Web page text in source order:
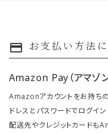
payment お支払い方法
Amazon Pay（アマゾン
Amazonアカウントをお持ち
ドレスとパスワードでログイ
配送先やクレジットカードも